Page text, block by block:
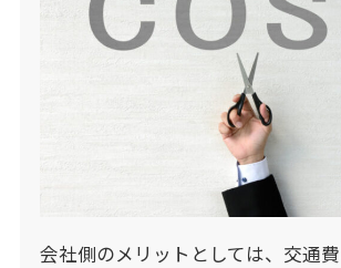
会社側のメリットとしては、交通